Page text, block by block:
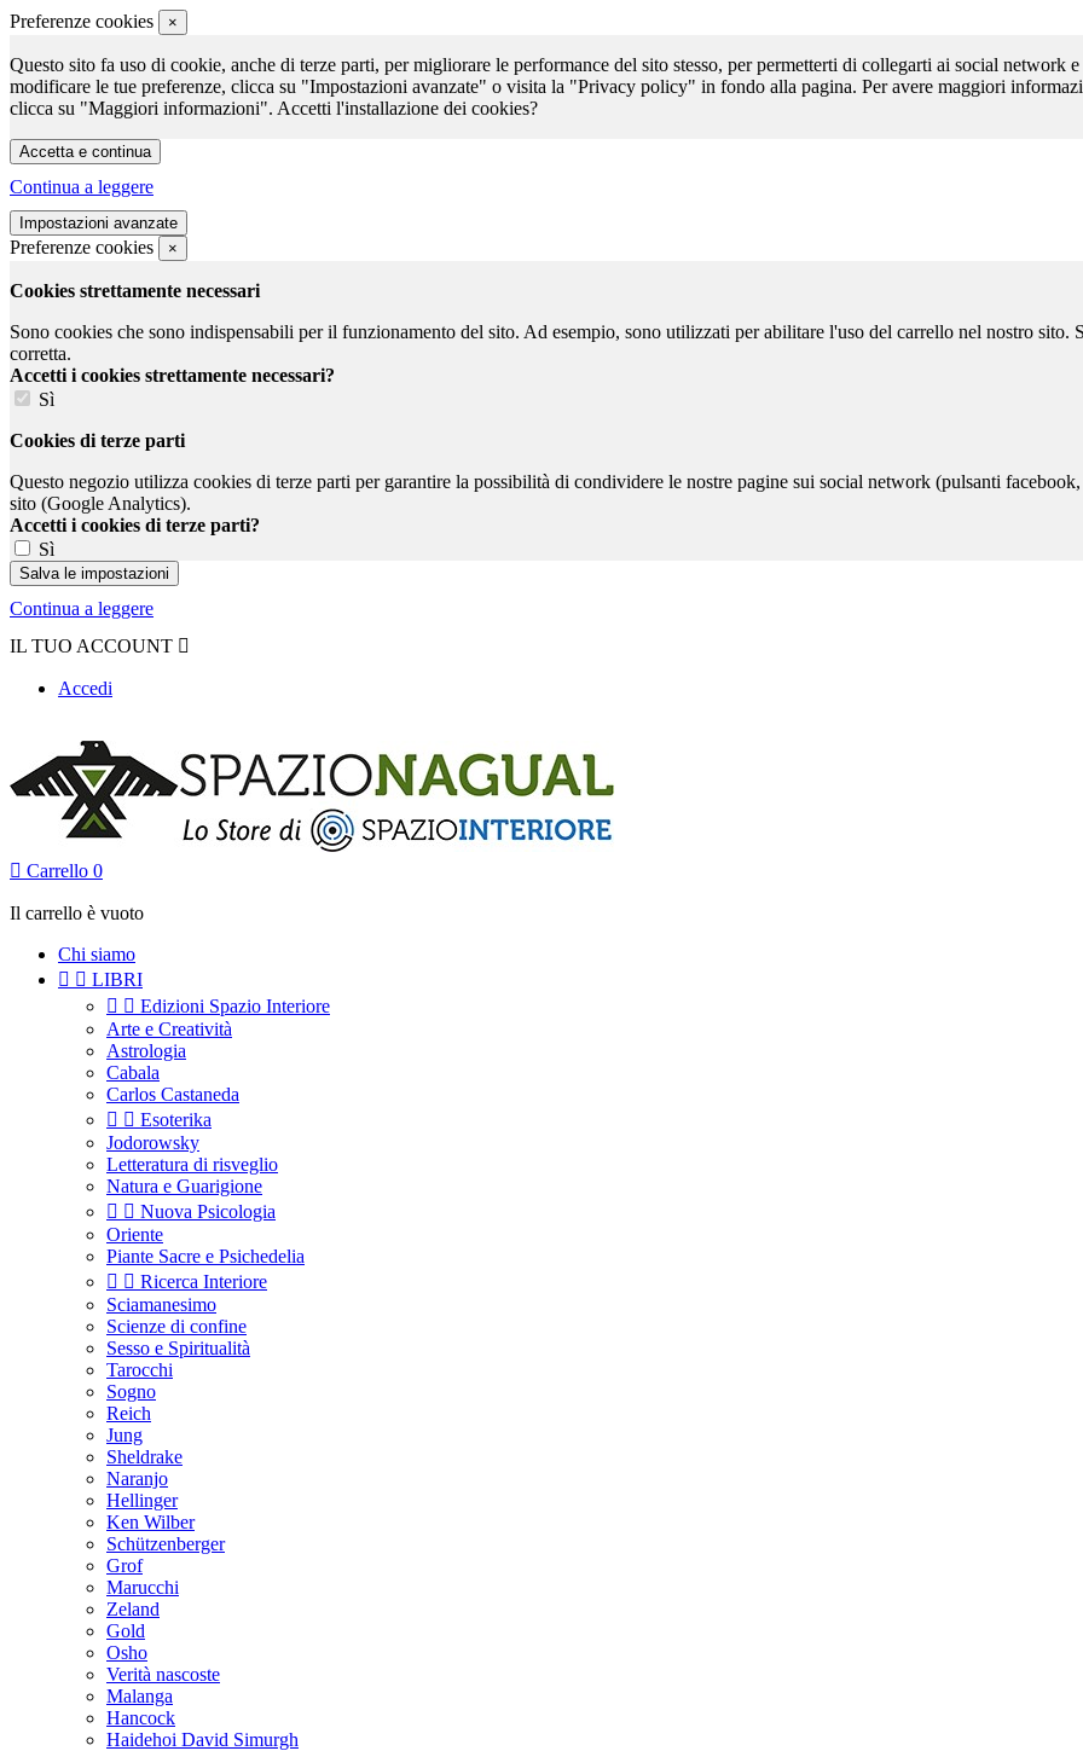
Preferenze cookies ×
Questo sito fa uso di cookie, anche di terze parti, per migliorare le performance del sito stesso, per permetterti di collegarti ai social network
modificare le tue preferenze, clicca su "Impostazioni avanzate" o visita la "Privacy policy" in fondo alla pagina. Per avere maggiori
clicca su "Maggiori informazioni". Accetti l'installazione dei cookies?
Continua a leggere
Preferenze cookies ×
Cookies strettamente necessari
Sono cookies che sono indispensabili per il funzionamento del sito. Ad esempio, sono utilizzati per abilitare l'uso del carrello nel nostro sito.
corretta.
Accetti i cookies strettamente necessari?
Sì
Cookies di terze parti
Questo negozio utilizza cookies di terze parti per garantire la possibilità di condividere le nostre pagine sui social network (pulsanti
sito (Google Analytics).
Accetti i cookies di terze parti?
Sì
Continua a leggere
IL TUO ACCOUNT 
Accedi
 Carrello 0
Il carrello è vuoto
Chi siamo
  LIBRI
  Edizioni Spazio Interiore
Arte e Creatività
Astrologia
Cabala
Carlos Castaneda
  Esoterika
Jodorowsky
Letteratura di risveglio
Natura e Guarigione
  Nuova Psicologia
Oriente
Piante Sacre e Psichedelia
  Ricerca Interiore
Sciamanesimo
Scienze di confine
Sesso e Spiritualità
Tarocchi
Sogno
Reich
Jung
Sheldrake
Naranjo
Hellinger
Ken Wilber
Schützenberger
Grof
Marucchi
Zeland
Gold
Osho
Verità nascoste
Malanga
Hancock
Haidehoi David Simurgh